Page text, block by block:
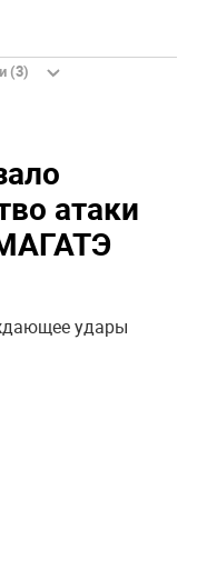
(3)
атаки
удары